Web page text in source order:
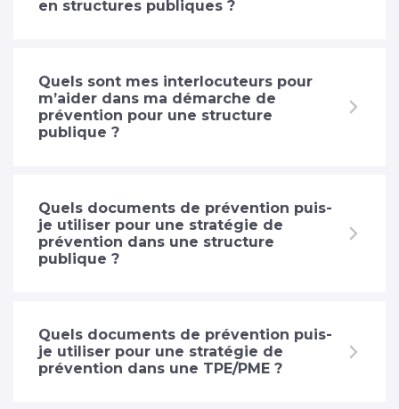
en structures publiques ?
Quels sont mes interlocuteurs pour
m’aider dans ma démarche de
prévention pour une structure
publique ?
Quels documents de prévention puis-
je utiliser pour une stratégie de
prévention dans une structure
publique ?
Quels documents de prévention puis-
je utiliser pour une stratégie de
prévention dans une TPE/PME ?